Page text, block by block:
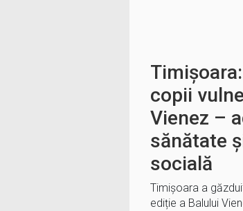
copii
Vienez –
sănătate
socială
Timișoara a
ediție a Balului